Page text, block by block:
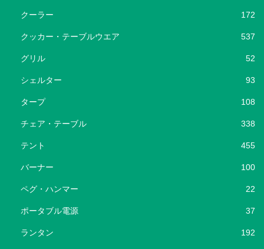
クーラー 172
クッカー・テーブルウエア 537
グリル 52
シェルター 93
タープ 108
チェア・テーブル 338
テント 455
バーナー 100
ペグ・ハンマー 22
ポータブル電源 37
ランタン 192